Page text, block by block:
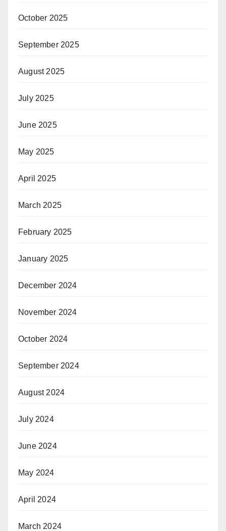
October 2025
September 2025
August 2025
July 2025
June 2025
May 2025
April 2025
March 2025
February 2025
January 2025
December 2024
November 2024
October 2024
September 2024
August 2024
July 2024
June 2024
May 2024
April 2024
March 2024